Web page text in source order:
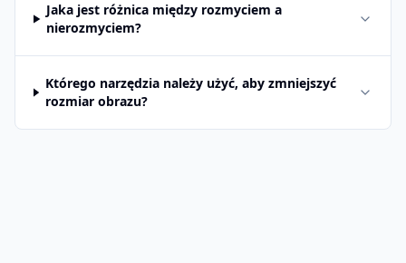
Jaka jest różnica między rozmyciem a
nierozmyciem?
Którego narzędzia należy użyć, aby zmniejszyć
rozmiar obrazu?